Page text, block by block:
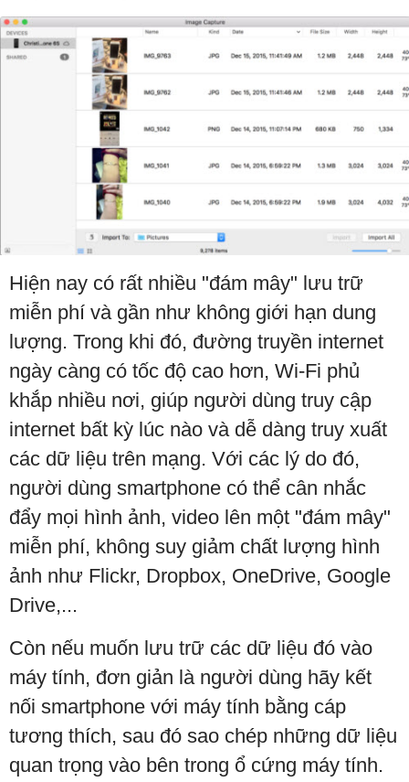
Hiện nay có rất nhiều "đám mây" lưu trữ
miễn phí và gần như không giới hạn dung
lượng. Trong khi đó, đường truyền internet
ngày càng có tốc độ cao hơn, Wi-Fi phủ
khắp nhiều nơi, giúp người dùng truy cập
internet bất kỳ lúc nào và dễ dàng truy xuất
các dữ liệu trên mạng. Với các lý do đó,
người dùng smartphone có thể cân nhắc
đẩy mọi hình ảnh, video lên một "đám mây"
miễn phí, không suy giảm chất lượng hình
ảnh như Flickr, Dropbox, OneDrive, Google
Drive,...
Còn nếu muốn lưu trữ các dữ liệu đó vào
máy tính, đơn giản là người dùng hãy kết
nối smartphone với máy tính bằng cáp
tương thích, sau đó sao chép những dữ liệu
quan trọng vào bên trong ổ cứng máy tính.